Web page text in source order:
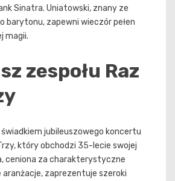
Sinatra. Uniatowski, znany ze
barytonu, zapewni wieczór pełen
magii.
zespołu Raz
jubileuszowego koncertu
który obchodzi 35-lecie swojej
ceniona za charakterystyczne
zaprezentuje szeroki